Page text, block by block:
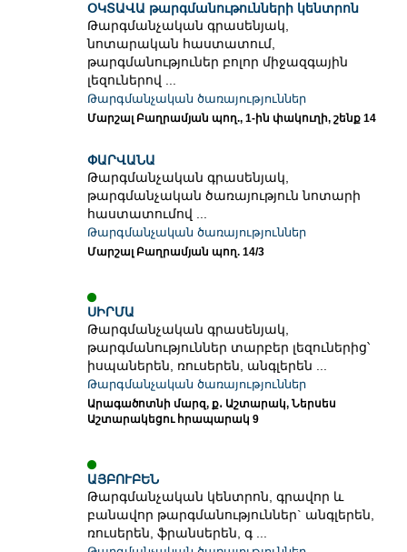
ՕԿՏԱՎԱ թարգմանութունների կենտրոն
Թարգմանչական գրասենյակ,
նոտարական հաստատում,
թարգմանություներ բոլոր միջազգային
լեզուներով ...
Թարգմանչական ծառայություններ
Մարշալ Բաղրամյան պող., 1-ին փակուղի, շենք 14
ՓԱՐՎԱՆԱ
Թարգմանչական գրասենյակ,
թարգմանչական ծառայություն նոտարի
հաստատումով ...
Թարգմանչական ծառայություններ
Մարշալ Բաղրամյան պող. 14/3
ՍԻՐՄԱ
Թարգմանչական գրասենյակ,
թարգմանություններ տարբեր լեզուներից՝
իսպաներեն, ռուսերեն, անգլերեն ...
Թարգմանչական ծառայություններ
Արագածոտնի մարզ, ք․ Աշտարակ, Ներսես
Աշտարակեցու հրապարակ 9
ԱՅԲՈՒԲԵՆ
Թարգմանչական կենտրոն, գրավոր և
բանավոր թարգմանություններ` անգլերեն,
ռուսերեն, ֆրանսերեն, գ ...